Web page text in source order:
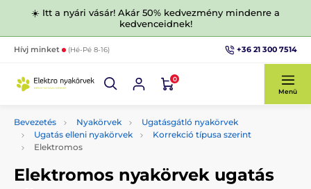
☀️ Itt a nyári vásár! Akár 50% kedvezmény mindenre a
kedvenceidnek!
Hívj minket (Hé-Pé 8-16) +36 21 300 7514
0
Menü
Bevezetés Nyakörvek
Ugatásgátló nyakörvek
Ugatás elleni nyakörvek
Korrekció típusa szerint
Elektromos
Elektromos nyakörvek ugatás